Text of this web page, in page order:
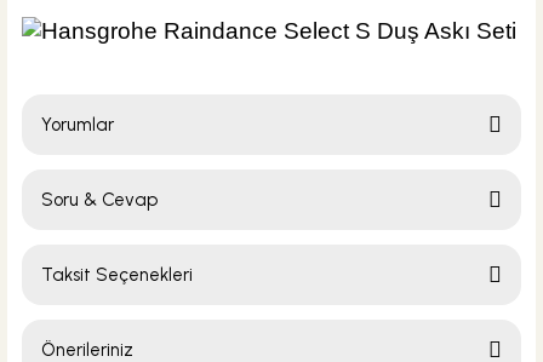
Yorumlar
Soru & Cevap
Taksit Seçenekleri
Önerileriniz